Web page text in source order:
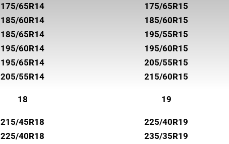
175/65R14
185/60R14
185/65R14
195/60R14
195/65R14
205/55R14
175/65R15
185/60R15
195/55R15
195/60R15
205/55R15
215/60R15
18
215/45R18
225/40R18
19
225/40R19
235/35R19